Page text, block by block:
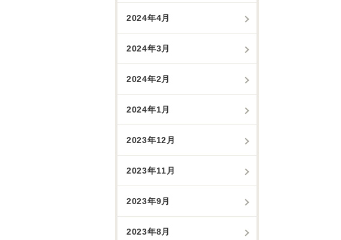
2024年4月
2024年3月
2024年2月
2024年1月
2023年12月
2023年11月
2023年9月
2023年8月